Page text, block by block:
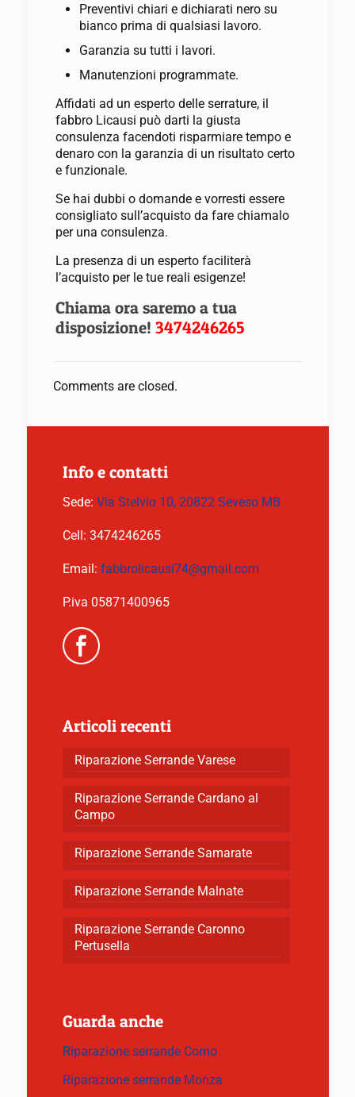
Preventivi chiari e dichiarati nero su
bianco prima di qualsiasi lavoro.
Garanzia su tutti i lavori.
Manutenzioni programmate.
Affidati ad un esperto delle serrature, il
fabbro Licausi può darti la giusta
consulenza facendoti risparmiare tempo e
denaro con la garanzia di un risultato certo
e funzionale.
Se hai dubbi o domande e vorresti essere
consigliato sull’acquisto da fare chiamalo
per una consulenza.
La presenza di un esperto faciliterà
l’acquisto per le tue reali esigenze!
Chiama ora saremo a tua
disposizione! 3474246265
Comments are closed.
Info e contatti
Sede: Via Stelvio 10, 20822 Seveso MB
Cell: 3474246265
Email: fabbrolicausi74@gmail.com
P.iva 05871400965
Articoli recenti
Riparazione Serrande Varese
Riparazione Serrande Cardano al
Campo
Riparazione Serrande Samarate
Riparazione Serrande Malnate
Riparazione Serrande Caronno
Pertusella
Guarda anche
Riparazione serrande Como
Riparazione serrande Monza